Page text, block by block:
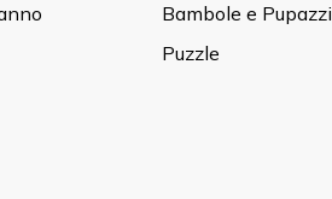
Bambole e Pupazzi
Puzzle